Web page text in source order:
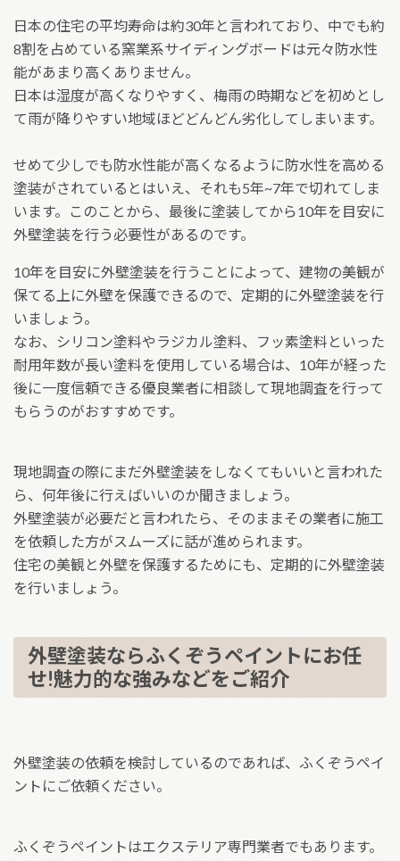
日本の住宅の平均寿命は約30年と言われており、中でも約
8割を占めている窯業系サイディングボードは元々防水性
能があまり高くありません。
日本は湿度が高くなりやすく、梅雨の時期などを初めとし
て雨が降りやすい地域ほどどんどん劣化してしまいます。
せめて少しでも防水性能が高くなるように防水性を高める
塗装がされているとはいえ、それも5年~7年で切れてしま
います。このことから、最後に塗装してから10年を目安に
外壁塗装を行う必要性があるのです。
10年を目安に外壁塗装を行うことによって、建物の美観が
保てる上に外壁を保護できるので、定期的に外壁塗装を行
いましょう。
なお、シリコン塗料やラジカル塗料、フッ素塗料といった
耐用年数が長い塗料を使用している場合は、10年が経った
後に一度信頼できる優良業者に相談して現地調査を行って
もらうのがおすすめです。
現地調査の際にまだ外壁塗装をしなくてもいいと言われた
ら、何年後に行えばいいのか聞きましょう。
外壁塗装が必要だと言われたら、そのままその業者に施工
を依頼した方がスムーズに話が進められます。
住宅の美観と外壁を保護するためにも、定期的に外壁塗装
を行いましょう。
外壁塗装ならふくぞうペイントにお任
せ!魅力的な強みなどをご紹介
外壁塗装の依頼を検討しているのであれば、ふくぞうペイ
ントにご依頼ください。
ふくぞうペイントはエクステリア専門業者でもあります。